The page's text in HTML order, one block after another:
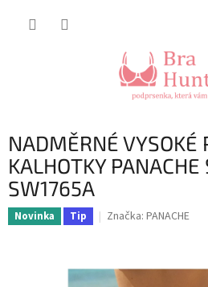
NADMĚRNÉ VYSOKÉ
KALHOTKY PANACHE
SW1765A
Novinka Tip Značka: PANACHE